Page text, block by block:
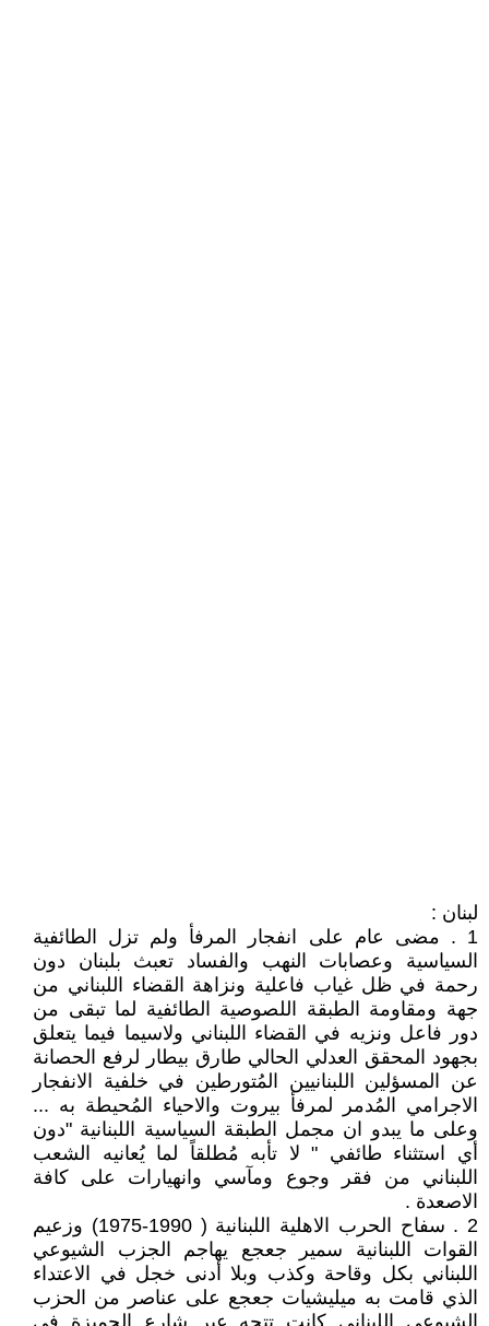
لبنان :
1 . مضى عام على انفجار المرفأ ولم تزل الطائفية
السياسية وعصابات النهب والفساد تعبث بلبنان دون
رحمة في ظل غياب فاعلية ونزاهة القضاء اللبناني من
جهة ومقاومة الطبقة اللصوصية الطائفية لما تبقى من
دور فاعل ونزيه في القضاء اللبناني ولاسيما فيما يتعلق
بجهود المحقق العدلي الحالي طارق بيطار لرفع الحصانة
عن المسؤلين اللبنانيين المُتورطين في خلفية الانفجار
الاجرامي المُدمر لمرفأ بيروت والاحياء المُحيطة به ...
وعلى ما يبدو ان مجمل الطبقة السياسية اللبنانية "دون
أي استثناء طائفي " لا تأبه مُطلقاً لما يُعانيه الشعب
اللبناني من فقر وجوع ومآسي وانهيارات على كافة
الاصعدة .
2 . سفاح الحرب الاهلية اللبنانية ( 1990-1975) وزعيم
القوات اللبنانية سمير جعجع يهاجم الجزب الشيوعي
اللبناني بكل وقاحة وكذب وبلا أدنى خجل في الاعتداء
الذي قامت به ميليشيات جعجع على عناصر من الحزب